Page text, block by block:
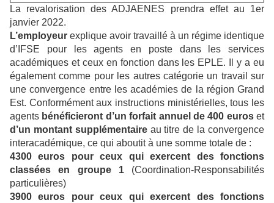
La revalorisation des ADJAENES prendra effet au 1er
janvier 2022.
L’employeur explique avoir travaillé à un régime identique
d’IFSE pour les agents en poste dans les services
académiques et ceux en fonction dans les EPLE. Il y a eu
également comme pour les autres catégorie un travail sur
une convergence entre les académies de la région Grand
Est. Conformément aux instructions ministérielles, tous les
agents bénéficieront d’un forfait annuel de 400 euroset
d’un montant supplémentaireau titre de la convergence
interacadémique, ce qui aboutit à une somme totale de :
4300 euros pour ceux qui exercent des fonctions
classées en groupe 1(Coordination-Responsabilités
particulières)
3900 euros pour ceux qui exercent des fonctions